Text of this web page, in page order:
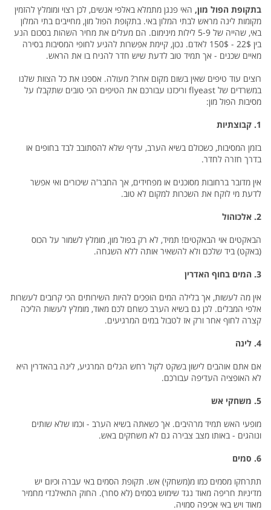
בתקופת הפול מון, האי פנגן מתמלא באלפי אנשים, לכן רצוי ומומלץ להזמין
מקומות לינה מראש לבתי המלון באי. בתקופת הפול מון, מחייבים בתי המלון
באי, שהייה של 5-9 לילות מינימום. הם מעלים את מחיר השהות בסכום הנע
בין 22$ - 150$ לאדם. נכון, קיימת אפשרות להגיע לחופי המסיבות בסירה
מאיים שכנים - אך תמיד טוב לדעת שיש חדר להניח בו את הראש.
רוצים עוד טיפים שאין בשום מקום אחר? מעולה. אספנו את כל הצוות שלנו
במשרדים של flyeast וריכזנו עבורכם את הטיפים הכי טובים שתקבלו על
מסיבות הפול מון:
1. קבוצתיות
בזמן המסיבות, כשכולם בשיא הערב, עדיף שלא להסתובב לבד בחופים או
בדרך חזרה לחדר.
אין מדובר ברחובות מסוכנים או מפחידים, אך החבר'ה שיכורים ואי אפשר
לדעת מי לוקח את השכרות למקום לא טוב.
2. אלכוהול
הבאקטים אוי הבאקטים! תמיד, לא רק בפול מון, מומלץ לשמור על הכוס
(באקט) ביד שלכם ולא להשאיר אותה ללא השגחה.
3. המים בחוף האדרין
אין מה לעשות, אך בלילה המים הופכים להיות השירותים הכי קרובים לעשרות
אלפי המבלים. לכן גם בשיא הערב כשחם לכם מאוד, מומלץ לעשות הליכה
קצרה לחוף אחר ורק אז לטבול במים המרגיעים.
4. לינה
אם אתם אוהבים לישון בשקט לקול רחש הגלים המרגיע, לינה בהאדרין היא
לא האופציה העדיפה עבורכם.
5. משחקי אש
מופעי האש תמיד מרהיבים. אך כשאתה בשיא הערב - וכמו שלא שותים
ונוהגים - באותו מצב צבירה גם לא משחקים באש.
6. סמים
תתרחקו מסמים כמו מ(משחקי) אש. תקופת הסמים באי עברה וכיום יש
מדיניות חריפה מאוד נגד שימוש בסמים (לא סחר). החוק התאילנדי מחמיר
מאוד ויש באי אכיפה סמויה.